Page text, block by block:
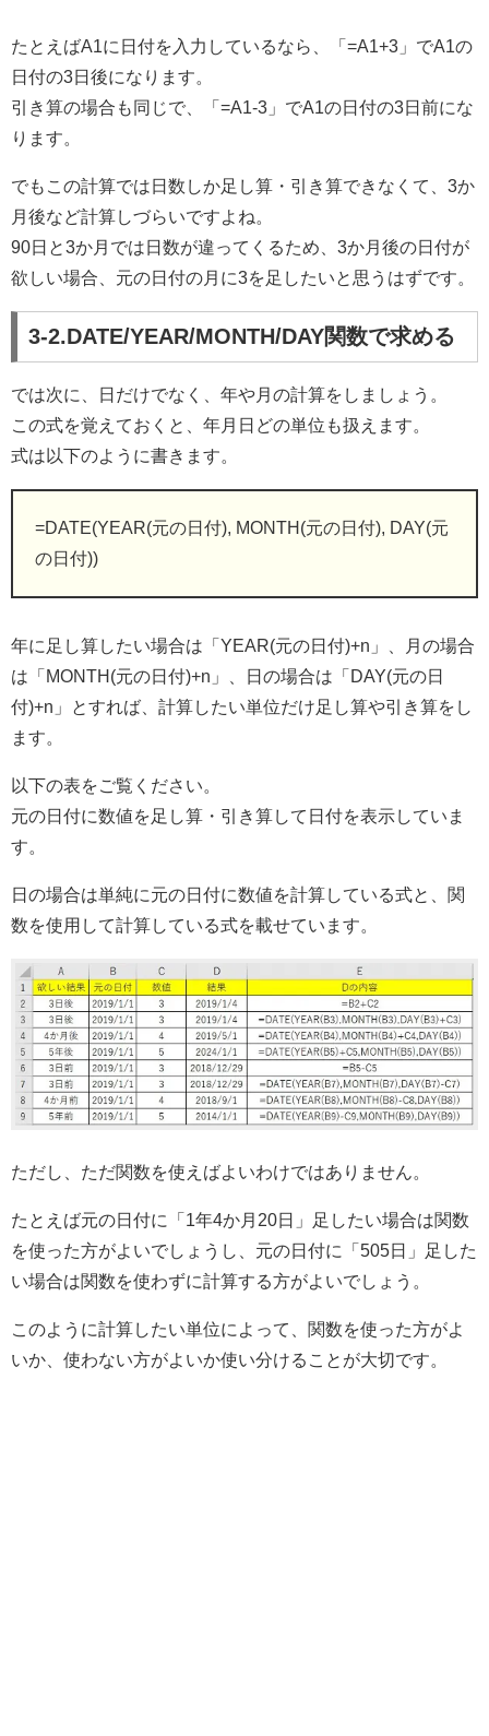
たとえばA1に日付を入力しているなら、「=A1+3」でA1の
日付の3日後になります。
引き算の場合も同じで、「=A1-3」でA1の日付の3日前にな
ります。
でもこの計算では日数しか足し算・引き算できなくて、3か
月後など計算しづらいですよね。
90日と3か月では日数が違ってくるため、3か月後の日付が
欲しい場合、元の日付の月に3を足したいと思うはずです。
3-2.DATE/YEAR/MONTH/DAY関数で求める
では次に、日だけでなく、年や月の計算をしましょう。
この式を覚えておくと、年月日どの単位も扱えます。
式は以下のように書きます。
=DATE(YEAR(元の日付), MONTH(元の日付), DAY(元
の日付))
年に足し算したい場合は「YEAR(元の日付)+n」、月の場合
は「MONTH(元の日付)+n」、日の場合は「DAY(元の日
付)+n」とすれば、計算したい単位だけ足し算や引き算をし
ます。
以下の表をご覧ください。
元の日付に数値を足し算・引き算して日付を表示していま
す。
日の場合は単純に元の日付に数値を計算している式と、関
数を使用して計算している式を載せています。
ただし、ただ関数を使えばよいわけではありません。
たとえば元の日付に「1年4か月20日」足したい場合は関数
を使った方がよいでしょうし、元の日付に「505日」足した
い場合は関数を使わずに計算する方がよいでしょう。
このように計算したい単位によって、関数を使った方がよ
いか、使わない方がよいか使い分けることが大切です。